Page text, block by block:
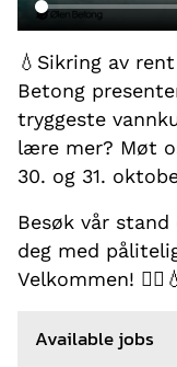
💧Sikring av
Betong
tryggeste
lære mer? Møt
30. og 31.
Besøk vår
deg med
Velkommen!
Available jobs